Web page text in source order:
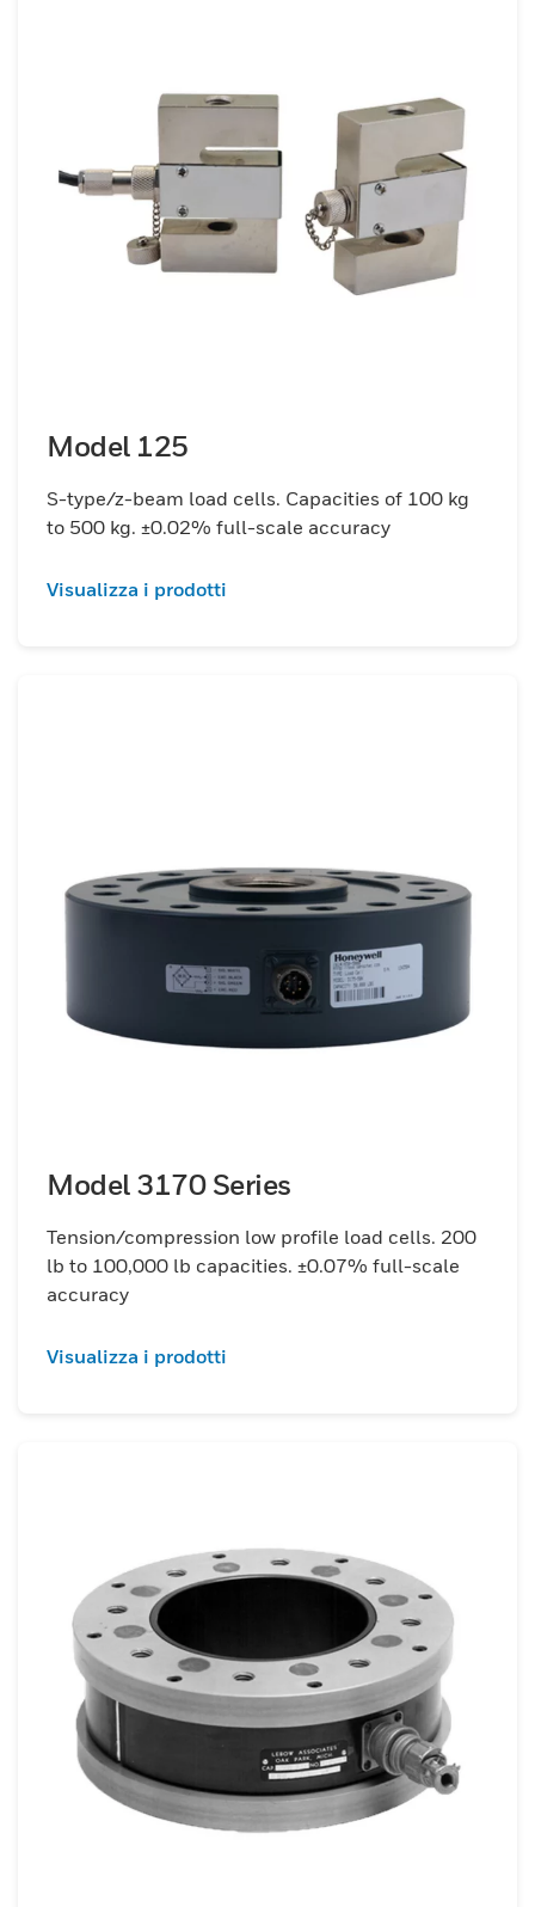
Model 125
S-type/z-beam load cells. Capacities of 100 kg
to 500 kg. ±0.02% full-scale accuracy
Visualizza i prodotti
Model 3170 Series
Tension/compression low profile load cells. 200
lb to 100,000 lb capacities. ±0.07% full-scale
accuracy
Visualizza i prodotti